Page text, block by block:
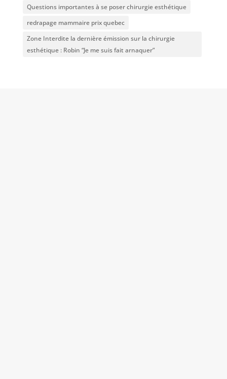
Questions importantes à se poser chirurgie esthétique
redrapage mammaire prix quebec
Zone Interdite la dernière émission sur la chirurgie
esthétique : Robin “Je me suis fait arnaquer”